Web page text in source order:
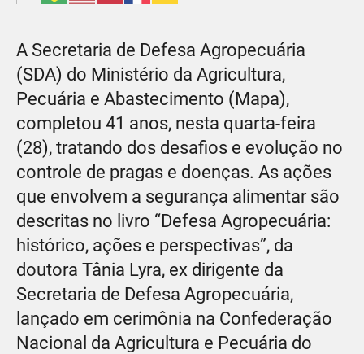
A Secretaria de Defesa Agropecuária
(SDA) do Ministério da Agricultura,
Pecuária e Abastecimento (Mapa),
completou 41 anos, nesta quarta-feira
(28), tratando dos desafios e evolução no
controle de pragas e doenças. As ações
que envolvem a segurança alimentar são
descritas no livro “Defesa Agropecuária:
histórico, ações e perspectivas”, da
doutora Tânia Lyra, ex dirigente da
Secretaria de Defesa Agropecuária,
lançado em cerimônia na Confederação
Nacional da Agricultura e Pecuária do